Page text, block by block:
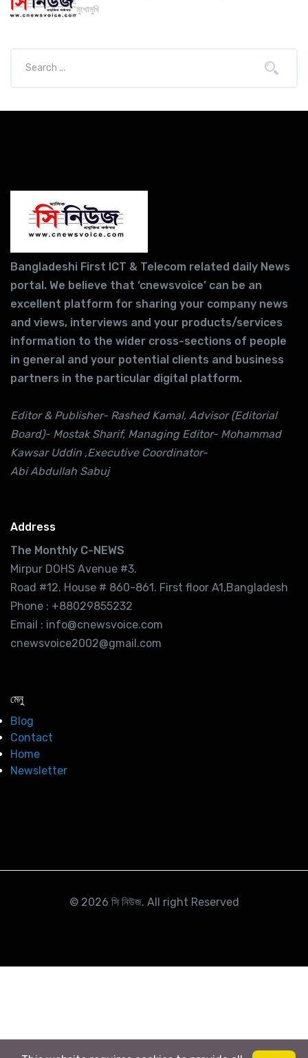
মুখোমুখি
Bangladeshi First ICT & Telecom related daily News
portal. We believe that ‘cnewsvoice’ can be an
excellent platform for sharing your company news
and views, interviews and your products/services
information to the wider cross-sections of people
in general and your potential clients and business
partners in the particular digital platform.
Editor & Publisher- Rashed Kamal, Advisor (Editorial
Board)- Mostak Sharif, Managing Editor- Mohammad
Kawsar Uddin ,Executive Coordinator-
Abi Abdullah Sabuj
Address
The Monthly C-NEWS
Mirpur DOHS Avenue #3.
Road #12. House # 860-861. First floor A1,Bangladesh
Phone : +88029855232
Email : info@cnewsvoice.com
cnewsvoice2002@gmail.com
মেনু
Blog
Contact
Home
Newsletter
© 2026 সি নিউজ. All right Reserved